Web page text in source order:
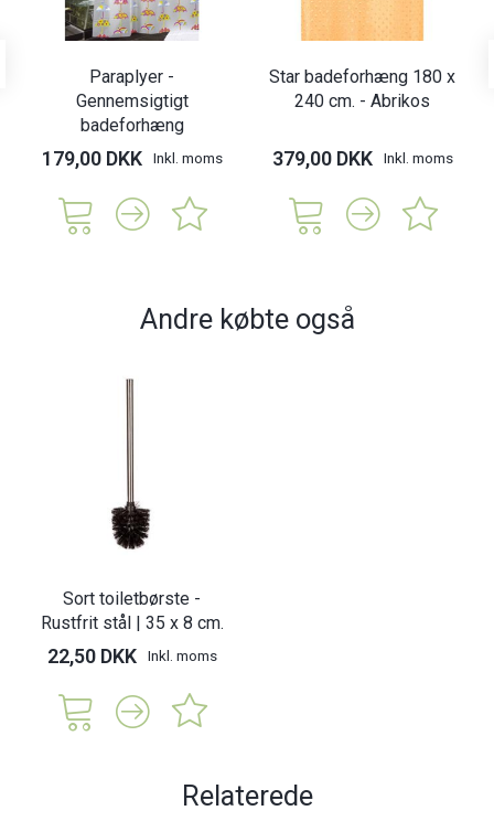
Paraplyer -
Gennemsigtigt
badeforhæng
179,00 DKK Inkl. moms
Star badeforhæng 180 x
240 cm. - Abrikos
379,00 DKK Inkl. moms
Andre købte også
Sort toiletbørste -
Rustfrit stål | 35 x 8 cm.
22,50 DKK Inkl. moms
Relaterede